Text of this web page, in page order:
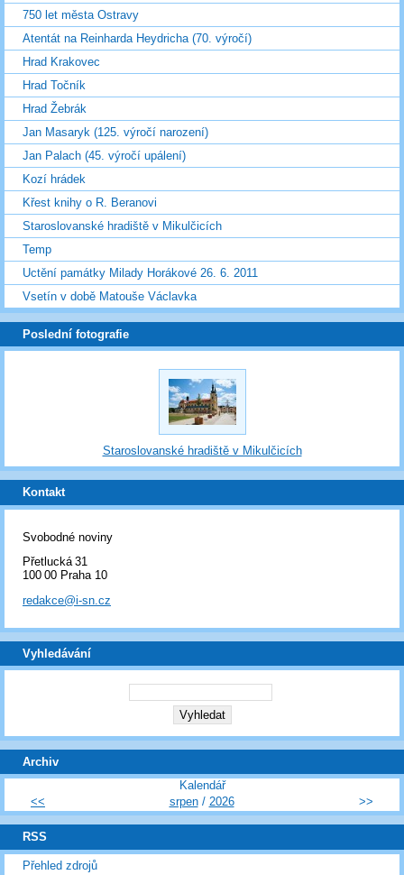
750 let města Ostravy
Atentát na Reinharda Heydricha (70. výročí)
Hrad Krakovec
Hrad Točník
Hrad Žebrák
Jan Masaryk (125. výročí narození)
Jan Palach (45. výročí upálení)
Kozí hrádek
Křest knihy o R. Beranovi
Staroslovanské hradiště v Mikulčicích
Temp
Uctění památky Milady Horákové 26. 6. 2011
Vsetín v době Matouše Václavka
Poslední fotografie
Staroslovanské hradiště v Mikulčicích
Kontakt
Svobodné noviny
Přetlucká 31
100 00 Praha 10
redakce@i-sn.cz
Vyhledávání
Archiv
Kalendář
<<
srpen/ 2026 >>
RSS
Přehled zdrojů